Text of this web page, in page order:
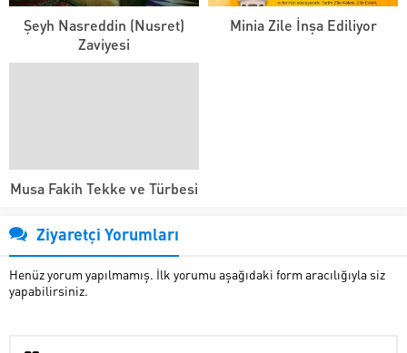
Şeyh Nasreddin (Nusret)
Zaviyesi
Minia Zile İnşa Ediliyor
Musa Fakih Tekke ve Türbesi
Ziyaretçi Yorumları
Henüz yorum yapılmamış. İlk yorumu aşağıdaki form aracılığıyla siz
yapabilirsiniz.